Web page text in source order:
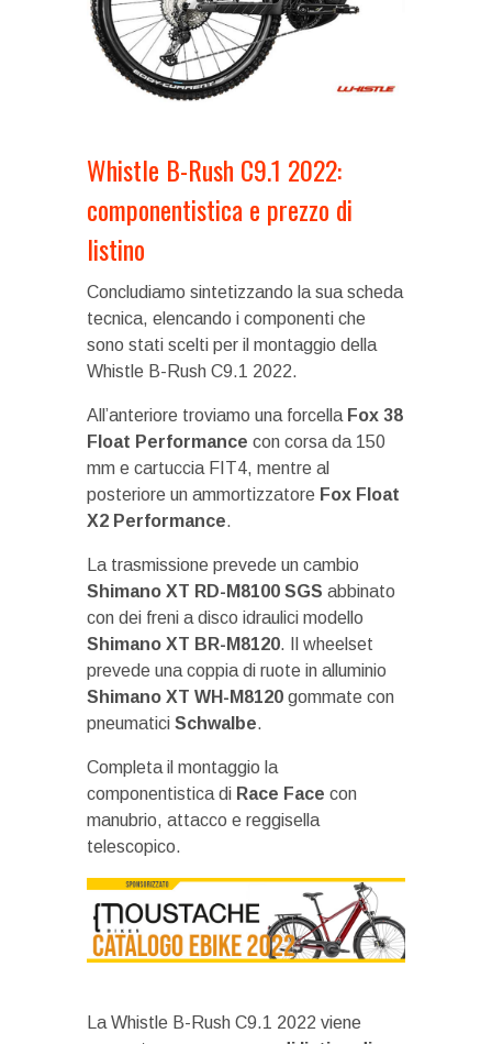
Whistle B-Rush C9.1 2022:
componentistica e prezzo di
listino
Concludiamo sintetizzando la sua scheda
tecnica, elencando i componenti che
sono stati scelti per il montaggio della
Whistle B-Rush C9.1 2022.
All’anteriore troviamo una forcella Fox 38
Float Performance con corsa da 150
mm e cartuccia FIT4, mentre al
posteriore un ammortizzatore Fox Float
X2 Performance.
La trasmissione prevede un cambio
Shimano XT RD-M8100 SGS abbinato
con dei freni a disco idraulici modello
Shimano XT BR-M8120. Il wheelset
prevede una coppia di ruote in alluminio
Shimano XT WH-M8120 gommate con
pneumatici Schwalbe.
Completa il montaggio la
componentistica di Race Face con
manubrio, attacco e reggisella
telescopico.
La Whistle B-Rush C9.1 2022 viene